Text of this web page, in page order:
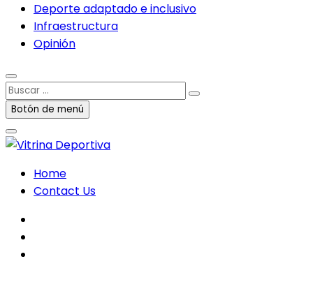
Deporte adaptado e inclusivo
Infraestructura
Opinión
Buscar
…Botón de menú
Home
Contact Us